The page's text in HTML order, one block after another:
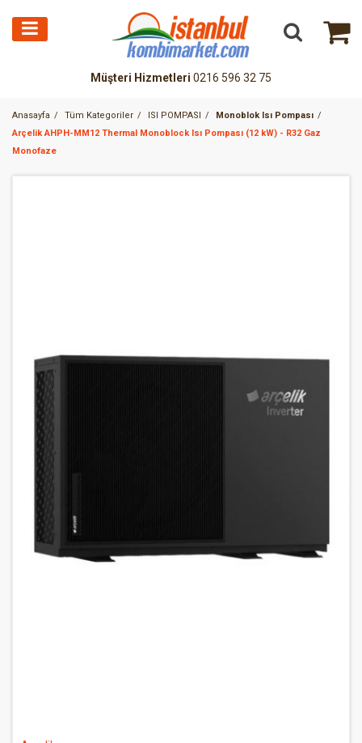
Müşteri Hizmetleri 0216 596 32 75
Anasayfa Tüm Kategoriler ISI POMPASI
Monoblok Isı Pompası
Arçelik AHPH-MM12 Thermal Monoblock Isı Pompası (12 kW) - R32 Gaz
Monofaze